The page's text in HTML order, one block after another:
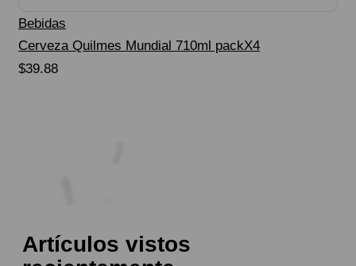
Bebidas
Cerveza Quilmes Mundial 710ml packX4
$39.88
Artículos vistos